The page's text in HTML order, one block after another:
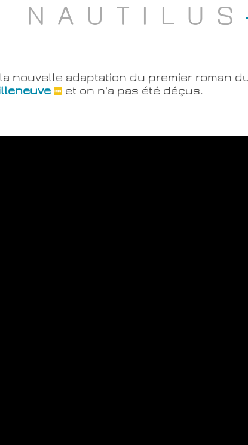
nouvelle adaptation du premier roman
et on n'a pas été déçus.